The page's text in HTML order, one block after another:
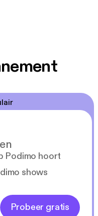
Podimo hoort
shows
Probeer gratis